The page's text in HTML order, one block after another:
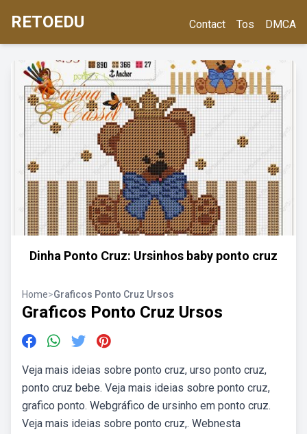
RETOEDU Contact Tos DMCA
Dinha Ponto Cruz: Ursinhos baby ponto cruz
Home>Graficos Ponto Cruz Ursos
Graficos Ponto Cruz Ursos
Veja mais ideias sobre ponto cruz, urso ponto cruz,
ponto cruz bebe. Veja mais ideias sobre ponto cruz,
grafico ponto. Webgráfico de ursinho em ponto cruz.
Veja mais ideias sobre ponto cruz,. Webnesta